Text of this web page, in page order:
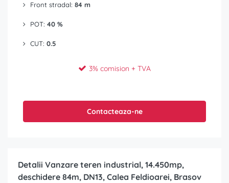
Front stradal: 84 m
POT: 40 %
CUT: 0.5
3% comision + TVA
Contacteaza-ne
Detalii Vanzare teren industrial, 14.450mp,
deschidere 84m, DN13, Calea Feldioarei, Brasov